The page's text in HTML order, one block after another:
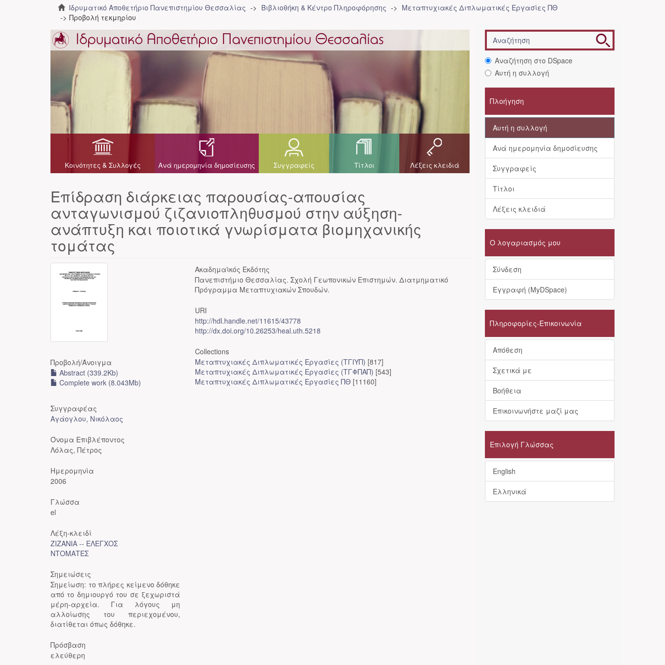
Ιδρυματικό Αποθετήριο Πανεπιστημίου Θεσσαλίας Βιβλιοθήκη & Κέντρο Πληροφόρησης
Μεταπτυχιακές Διπλωματικές Εργασίες ΠΘ
Προβολή τεκμηρίου
Κοινότητες & Συλλογές Ανά ημερομηνία δημοσίευσης Συγγραφείς Τίτλοι Λέξεις κλειδιά
Επίδραση διάρκειας παρουσίας-απουσίας
ανταγωνισμού ζιζανιοπληθυσμού στην αύξηση-
ανάπτυξη και ποιοτικά γνωρίσματα βιομηχανικής
τομάτας
Προβολή/Άνοιγμα
Abstract (339.2Kb)
Complete work (8.043Mb)
Συγγραφέας
Αγάογλου, Νικόλαος
Όνομα Επιβλέποντος
Λόλας, Πέτρος
Ημερομηνία
2006
Γλώσσα
el
Λέξη-κλειδί
ΖΙΖΑΝΙΑ -- ΕΛΕΓΧΟΣ
ΝΤΟΜΑΤΕΣ
Σημειώσεις
Σημείωση: το πλήρες κείμενο δόθηκε
από το δημιουργό του σε ξεχωριστά
μέρη-αρχεία. Για λόγους μη
αλλοίωσης του περιεχομένου,
διατίθεται όπως δόθηκε.
Πρόσβαση
ελεύθερη
Ακαδημαϊκός Εκδότης
Πανεπιστήμιο Θεσσαλίας. Σχολή Γεωπονικών Επιστημών. Διατμηματικό
Πρόγραμμα Μεταπτυχιακών Σπουδών.
URI
http://hdl.handle.net/11615/43778
http://dx.doi.org/10.26253/heal.uth.5218
Collections
Μεταπτυχιακές Διπλωματικές Εργασίες (ΤΓΙΥΠ) [817]
Μεταπτυχιακές Διπλωματικές Εργασίες (ΤΓΦΠΑΠ) [543]
Μεταπτυχιακές Διπλωματικές Εργασίες ΠΘ [11160]
Αναζήτηση στο DSpace
Αυτή η συλλογή
Πλοήγηση
Αυτή η συλλογή
Ανά ημερομηνία δημοσίευσης
Συγγραφείς
Τίτλοι
Λέξεις κλειδιά
Ο λογαριασμός μου
Σύνδεση
Εγγραφή (MyDSpace)
Πληροφορίες-Επικοινωνία
Απόθεση
Σχετικά με
Βοήθεια
Επικοινωνήστε μαζί μας
Επιλογή Γλώσσας
English
Ελληνικά